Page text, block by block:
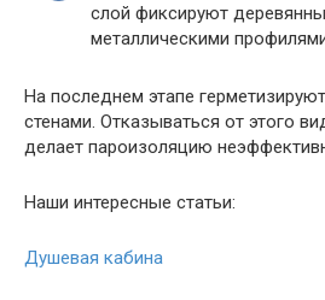
слой фиксируют
металлическими
На последнем этапе
стенами. Отказываться от этого
делает пароизоляцию
Наши интересные статьи:
Душевая кабина